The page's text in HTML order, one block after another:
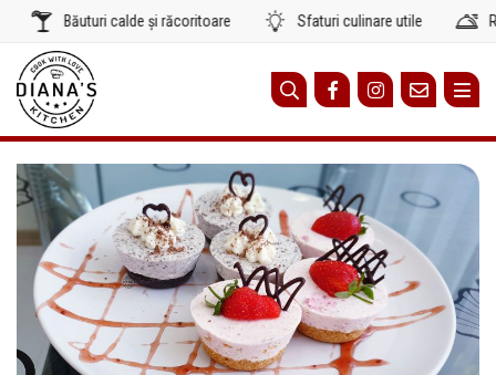
conținut
Băuturi calde și răcoritoare Sfaturi culinare utile